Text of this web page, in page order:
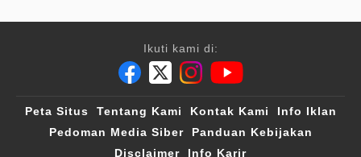
Ikuti kami di:
Peta Situs Tentang Kami Kontak Kami
Info Iklan
Pedoman Media Siber
Panduan Kebijakan
Disclaimer
Info Karir